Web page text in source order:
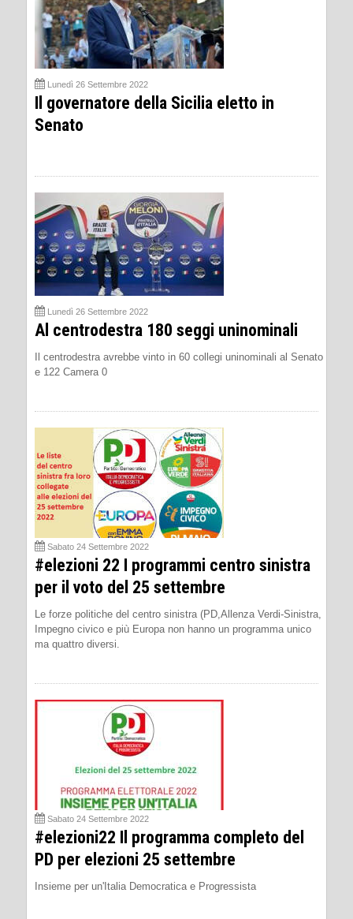
Lunedì 26 Settembre 2022
Il governatore della Sicilia eletto in
Senato
Lunedì 26 Settembre 2022
Al centrodestra 180 seggi uninominali
Il centrodestra avrebbe vinto in 60 collegi uninominali al Senato
e 122 Camera 0
Sabato 24 Settembre 2022
#elezioni 22 I programmi centro sinistra
per il voto del 25 settembre
Le forze politiche del centro sinistra (PD,Allenza Verdi-Sinistra,
Impegno civico e più Europa non hanno un programma unico
ma quattro diversi.
Sabato 24 Settembre 2022
#elezioni22 Il programma completo del
PD per elezioni 25 settembre
Insieme per un'Italia Democratica e Progressista